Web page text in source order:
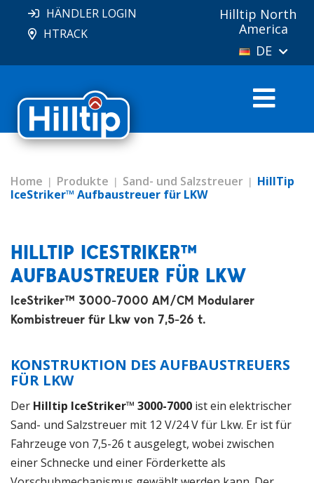
HÄNDLER LOGIN
HTRACK
Hilltip North
America
DE
Home Produkte Sand- und Salzstreuer
HillTip
IceStriker™ Aufbaustreuer für LKW
HILLTIP ICESTRIKER™
AUFBAUSTREUER FÜR LKW
IceStriker™ 3000-7000 AM/CM Modularer
Kombistreuer für Lkw von 7,5-26 t.
KONSTRUKTION DES AUFBAUSTREUERS
FÜR LKW
Der Hilltip IceStriker™ 3000-7000 ist ein elektrischer
Sand- und Salzstreuer mit 12 V/24 V für Lkw. Er ist für
Fahrzeuge von 7,5-26 t ausgelegt, wobei zwischen
einer Schnecke und einer Förderkette als